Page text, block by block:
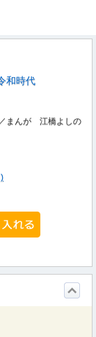
和時代
まんが 江橋よしの